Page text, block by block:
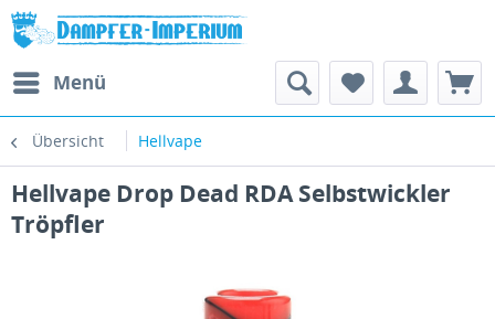
Menü
Übersicht Hellvape
Hellvape Drop Dead RDA Selbstwickler
Tröpfler